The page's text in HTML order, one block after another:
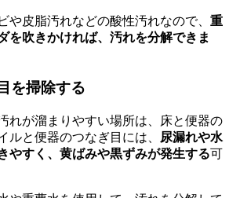
や皮脂汚れなどの酸性汚れなので、 重
を吹きかければ、汚れを分解できま
を掃除する
れが溜まりやすい場所は、床と便器の
ルと便器のつなぎ目には、
尿漏れや水
やすく、黄ばみや黒ずみが発生する可